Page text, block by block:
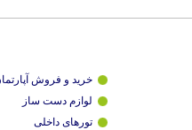
خرید و فروش
لوازم دست ساز
تورهای داخلی